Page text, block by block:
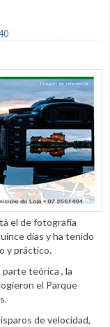
el de fotografía
días y ha tenido
y práctico.
teórica , la
el Parque
de velocidad,